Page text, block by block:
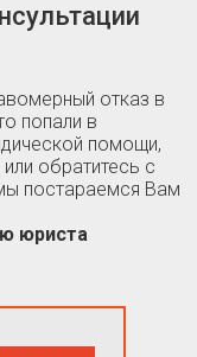
отказ в
попали в
помощи,
обратитесь с
постараемся Вам
юриста